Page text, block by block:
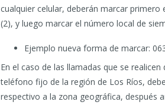
cualquier celular, deberán marcar
(2), y luego marcar el número local de
Ejemplo nueva forma de marcar:
En el caso de las llamadas que se
teléfono fijo de la región de Los Ríos,
respectivo a la zona geográfica, después